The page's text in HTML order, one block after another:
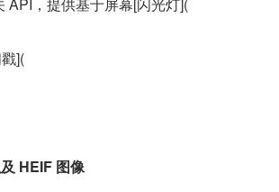
](
HEIF 图像